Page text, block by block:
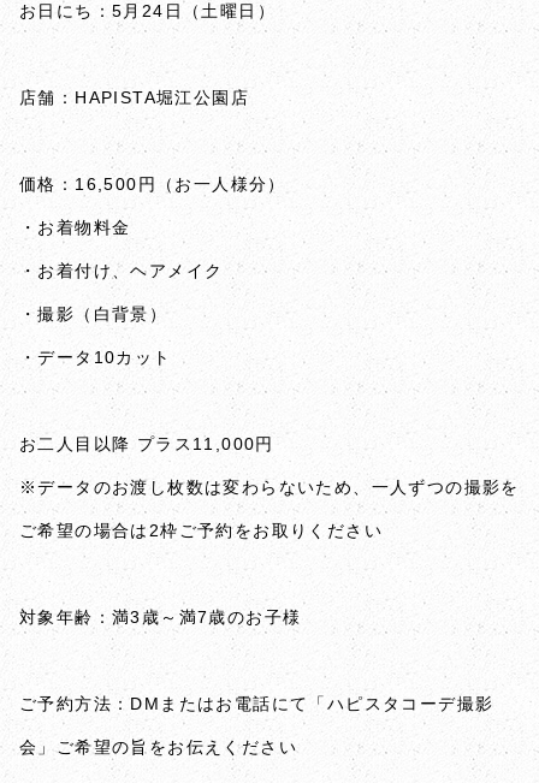
お日にち：5月24日（土曜日）
店舗：HAPISTA堀江公園店
価格：16,500円（お一人様分）
・お着物料金
・お着付け、ヘアメイク
・撮影（白背景）
・データ10カット
お二人目以降 プラス11,000円
※データのお渡し枚数は変わらないため、一人ずつの撮影を
ご希望の場合は2枠ご予約をお取りください
対象年齢：満3歳～満7歳のお子様
ご予約方法：DMまたはお電話にて「ハピスタコーデ撮影
会」ご希望の旨をお伝えください